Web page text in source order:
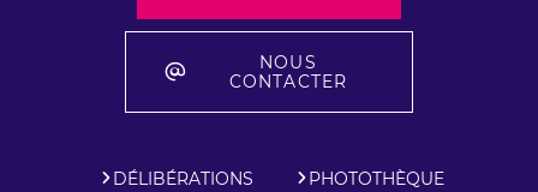
NOUS
CONTACTER
DÉLIBÉRATIONS PHOTOTHÈQUE